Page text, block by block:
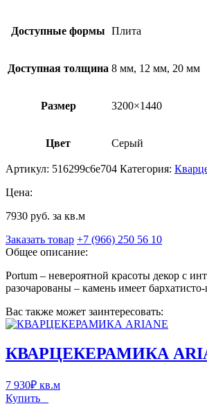
Доступные формы Плита
Доступная толщина 8 мм, 12 мм, 20 мм
Размер 3200×1440
Цвет Серый
Артикул: 516299c6e704 Категория:
Цена:
7930 руб. за кв.м
Заказать товар +7 (966) 250 56 10
Общее описание:
Portum – невероятной красоты декор с
разочарованы – камень имеет
Вас также может заинтересовать:
КВАРЦЕКЕРАМИКА
7 930₽ кв.м
Купить